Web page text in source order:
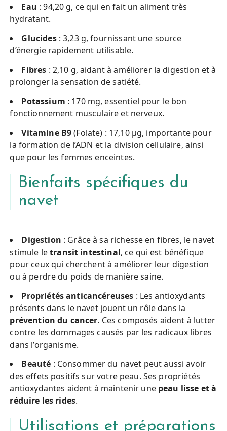
Eau : 94,20 g, ce qui en fait un aliment très
hydratant.
Glucides: 3,23 g, fournissant une source
d’énergie rapidement utilisable.
Fibres : 2,10 g, aidant à améliorer la digestion et à
prolonger la sensation de satiété.
Potassium : 170 mg, essentiel pour le bon
fonctionnement musculaire et nerveux.
Vitamine B9(Folate) : 17,10 µg, importante pour
la formation de l’ADN et la division cellulaire, ainsi
que pour les femmes enceintes.
Bienfaits spécifiques du
navet
Digestion : Grâce à sa richesse en fibres, le navet
stimule letransit intestinal, ce qui est bénéfique
pour ceux qui cherchent à améliorer leur digestion
ou à perdre du poids de manière saine.
Propriétés anticancéreuses : Les antioxydants
présents dans le navet jouent un rôle dans la
prévention du cancer. Ces composés aident à lutter
contre les dommages causés par les radicaux libres
dans l’organisme.
Beauté : Consommer du navet peut aussi avoir
des effets positifs sur votre peau. Ses propriétés
antioxydantes aident à maintenir une peau lisse et à
réduire les rides.
Utilisations et préparations